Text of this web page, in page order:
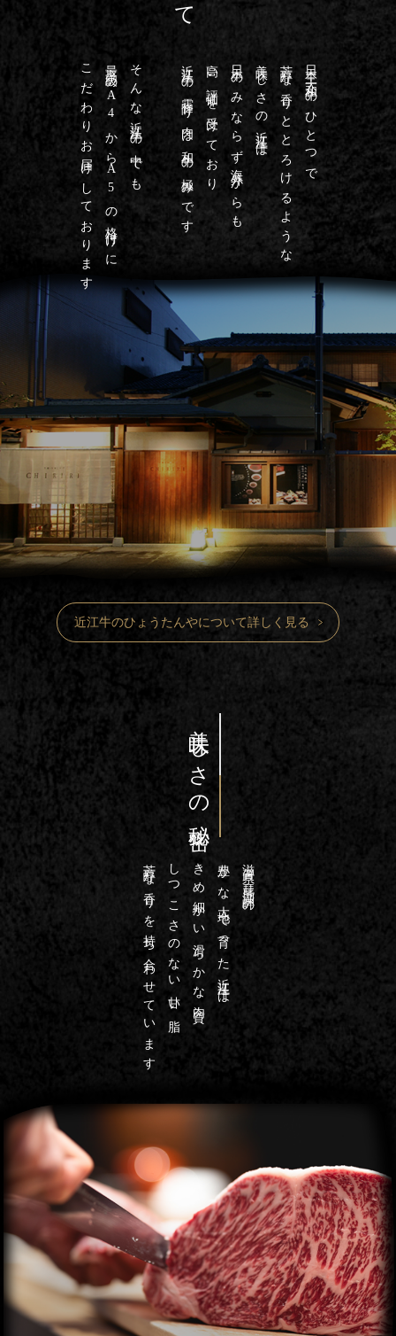
日本三大和牛のひとつで
芳醇な香りととろけるような
美味しさの近江牛は
日本のみならず海外からも
高い評価を受けており
近江牛の霜降り肉は和牛の極みです
そんな近江牛の中でも
最高級のA4からA5の格付けに
こだわりお届けしております
近江牛のひょうたんやについて詳しく見る
美味しさの秘密
滋賀県・琵琶湖畔の
豊かな大地で育った近江牛は
きめ細かい滑らかな肉質、
しつこさのない甘い脂
芳醇な香りを持ち合わせています